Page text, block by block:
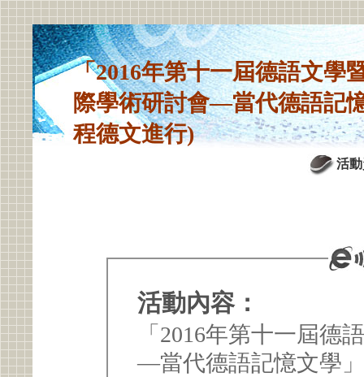
「2016年第十一屆德語文學
際學術研討會—當代德語記
程德文進行)
活
活動內容：
「2016年第十一屆德
—當代德語記憶文學